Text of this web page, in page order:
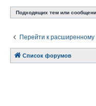
Подходящих тем или
Перейти к расширенному
Список форумов